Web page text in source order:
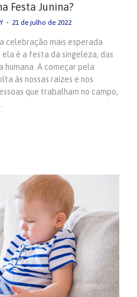
Festa Junina?
21 de julho de 2022
celebração mais esperada
é a festa da singeleza, das
humana. A começar pela
às nossas raízes e nos
que trabalham no campo,